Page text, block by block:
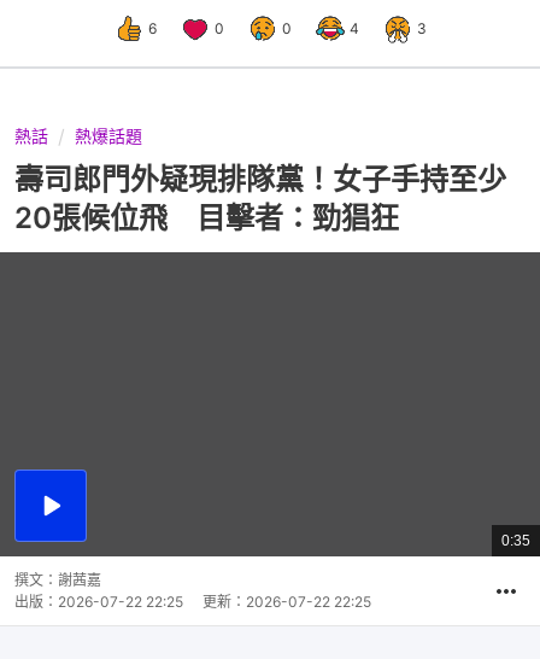
6 0 0 4 3
熱話 熱爆話題
壽司郎門外疑現排隊黨！女子手持至少
20張候位飛 目擊者：勁猖狂
播
片
總
共
0:35
撰文： 謝茜嘉
出版： 2026-07-22 22:25 更新： 2026-07-22 22:25